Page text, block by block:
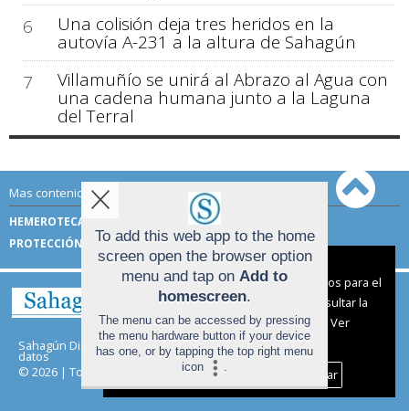
6
Una colisión deja tres heridos en la
autovía A-231 a la altura de Sahagún
7
Villamuñío se unirá al Abrazo al Agua con
una cadena humana junto a la Laguna
del Terral
Mas contenido de Sahagún Digital:
HEMEROTECA
TÉRMINOS DE USO
PROTECCIÓN DE DATOS
Sahagún Digital | Términos de uso|Protección de
datos
© 2026 | Todos los derechos reservados
To add this web app to the home
screen open the browser option
menu and tap on Add to
homescreen.
The menu can be accessed by pressing
the menu hardware button if your device
has one, or by tapping the top right menu
icon
.
Aviso sobre el Uso de cookies:
Utilizamos cookies nuestras y de terceros para el
funcionamiento del digital. Puedes consultar la
lista de cookies y como desconectarlas.
Ver
nuestra Política de Privacidad y Cookies
Aceptar Cookies
Personalizar